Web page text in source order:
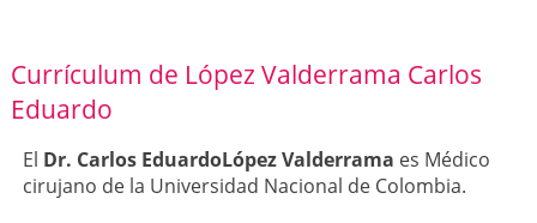
Currículum de López Valderrama Carlos
Eduardo
El Dr. Carlos EduardoLópez Valderrama es Médico
cirujano de la Universidad Nacional de Colombia.